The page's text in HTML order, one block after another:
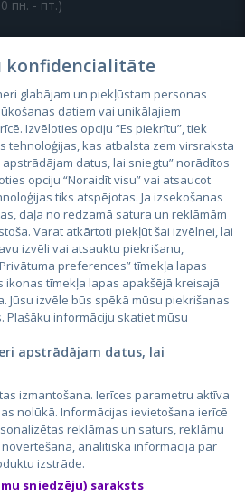
пн. - пт.)
CVbankas.lt
Kainos.lt
Paslaugos.lt
auto24.ee
Osta.ee
konfidencialitāte
glabājam un piekļūstam personas
datiem vai unikālajiem
Izvēloties opciju “Es piekrītu”, tiek
tehnoloģijas, kas atbalsta zem virsraksta
datus, lai sniegtu” norādītos
opciju “Noraidīt visu” vai atsaucot
tiks atspējotas. Ja izsekošanas
daļa no redzamā satura un reklāmām
Varat atkārtoti piekļūt šai izvēlnei, lai
izvēli vai atsauktu piekrišanu,
preferences” tīmekļa lapas
ikonas tīmekļa lapas apakšējā kreisajā
Jūsu izvēle būs spēkā mūsu piekrišanas
Plašāku informāciju skatiet mūsu
apstrādājam datus, lai
izmantošana. Ierīces parametru aktīva
nolūkā. Informācijas ievietošana ierīcē
reklāmas un saturs, reklāmu
analītiskā informācija par
izstrāde.
sniedzēju) saraksts